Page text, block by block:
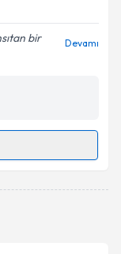
bir
Devamı
için bir